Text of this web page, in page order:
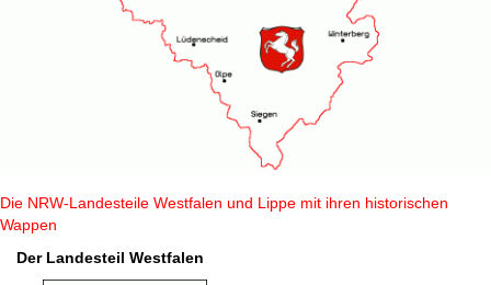
Die NRW-Landesteile Westfalen und Lippe mit ihren historischen
Wappen
Der Landesteil Westfalen